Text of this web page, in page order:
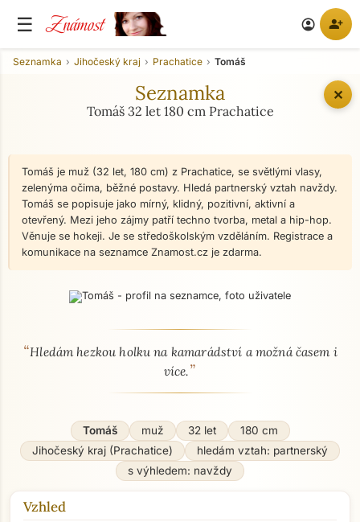
☰ Známost account_circle person_add
✕
Seznamka Jihočeský kraj Prachatice Tomáš
Seznamka
Tomáš 32 let 180 cm Prachatice
Tomáš je muž (32 let, 180 cm) z Prachatice, se světlými vlasy,
zelenýma očima, běžné postavy. Hledá partnerský vztah navždy.
Tomáš se popisuje jako mírný, klidný, pozitivní, aktivní a
otevřený. Mezi jeho zájmy patří techno tvorba, metal a hip-hop.
Věnuje se hokeji. Je se středoškolským vzděláním. Registrace a
komunikace na seznamce Znamost.cz je zdarma.
O mně - seznamka profil
“Hledám hezkou holku na kamarádství a možná časem i
více.”
Tomáš muž 32 let
180 cm
Jihočeský kraj (Prachatice)
hledám vztah: partnerský
s výhledem: navždy
Vzhled